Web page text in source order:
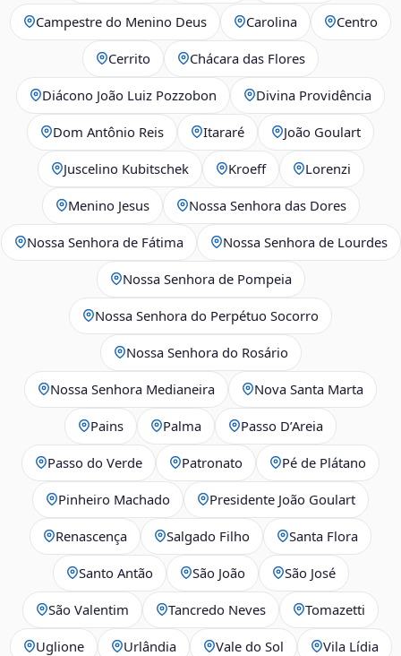
Campestre do Menino Deus Carolina Centro
Cerrito Chácara das Flores
Diácono João Luiz Pozzobon Divina Providência
Dom Antônio Reis Itararé João Goulart
Juscelino Kubitschek Kroeff Lorenzi
Menino Jesus Nossa Senhora das Dores
Nossa Senhora de Fátima Nossa Senhora de Lourdes
Nossa Senhora de Pompeia
Nossa Senhora do Perpétuo Socorro
Nossa Senhora do Rosário
Nossa Senhora Medianeira Nova Santa Marta
Pains Palma Passo D’Areia
Passo do Verde Patronato Pé de Plátano
Pinheiro Machado Presidente João Goulart
Renascença Salgado Filho Santa Flora
Santo Antão São João São José
São Valentim Tancredo Neves Tomazetti
Uglione Urlândia Vale do Sol Vila Lídia